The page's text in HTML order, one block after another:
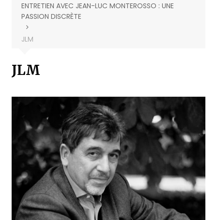
ENTRETIEN AVEC JEAN-LUC MONTEROSSO : UNE
PASSION DISCRÈTE
JLM
JLM